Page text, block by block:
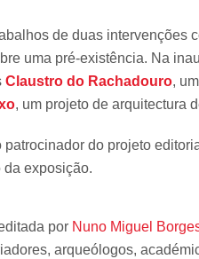
de duas intervenções
uma pré-existência. Na
Claustro do Rachadouro,
, um projeto de arquitectura
patrocinador do projeto
exposição.
por Nuno Miguel
arqueólogos,